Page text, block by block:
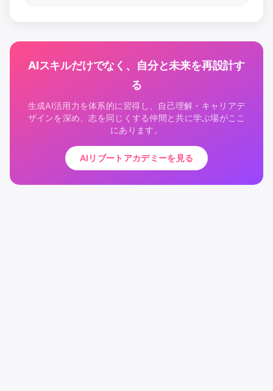
AIスキルだけでなく、自分と未来を再設計す
る
生成AI活用力を体系的に習得し、自己理解・キャリアデ
ザインを深め、志を同じくする仲間と共に学ぶ場がここ
にあります。
AIリブートアカデミーを見る